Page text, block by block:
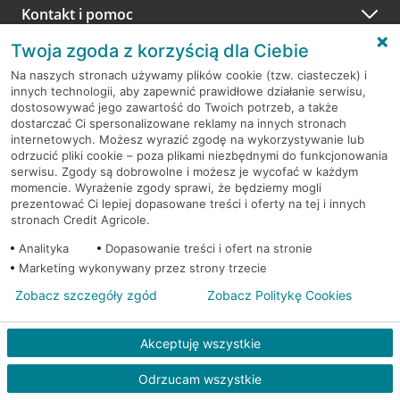
w innym terminie.
A po wizycie…
Zachęcamy do podzielenia się z nami opinią o wizycie.
Wystarczy przejść na stronęOceń wizytę, wyszukać
odwiedzoną placówkę i wypełnić formularz w ramach
platformy Profil Firmy w Google. Dziękujemy za wszystkie
opinie.
Przejdź do pytania
Kontakt i pomoc
Przydatne linki
Informacje i dokumenty
Pobierz aplikację CA24 Mobile
RODO
Twoja zgoda z korzyścią dla Ciebie
Na naszych stronach używamy plików cookie (tzw. ciasteczek) i
innych technologii, aby zapewnić prawidłowe działanie serwisu,
dostosowywać jego zawartość do Twoich potrzeb, a także
dostarczać Ci spersonalizowane reklamy na innych stronach
internetowych. Możesz wyrazić zgodę na wykorzystywanie lub
odrzucić pliki cookie – poza plikami niezbędnymi do funkcjonowania
serwisu. Zgody są dobrowolne i możesz je wycofać w każdym
momencie. Wyrażenie zgody sprawi, że będziemy mogli
prezentować Ci lepiej dopasowane treści i oferty na tej i innych
stronach Credit Agricole.
Analityka
Dopasowanie treści i ofert na stronie
Marketing wykonywany przez strony trzecie
Akceptuję wszystkie
Odrzucam wszystkie
Zobacz szczegóły zgód Zobacz Politykę Cookies